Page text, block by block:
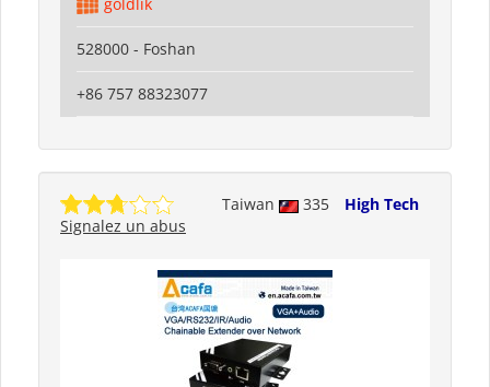
goldlik
528000 - Foshan
+86 757 88323077
Taiwan 335
High Tech
Signalez un abus